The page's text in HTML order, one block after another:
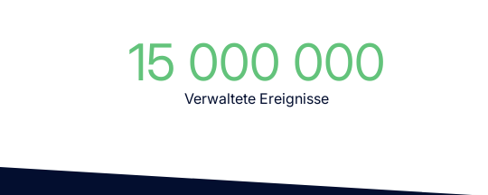
15 000 000
Verwaltete Ereignisse